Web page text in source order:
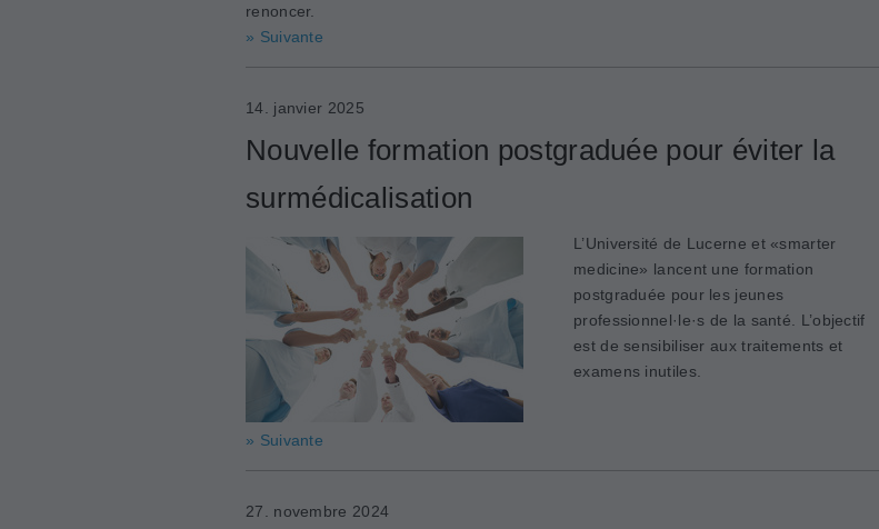
renoncer.
» Suivante
14. janvier 2025
Nouvelle formation postgraduée pour éviter la
surmédicalisation
L’Université de Lucerne et «smarter
medicine» lancent une formation
postgraduée pour les jeunes
professionnel·le·s de la santé. L’objectif
est de sensibiliser aux traitements et
examens inutiles.
» Suivante
27. novembre 2024